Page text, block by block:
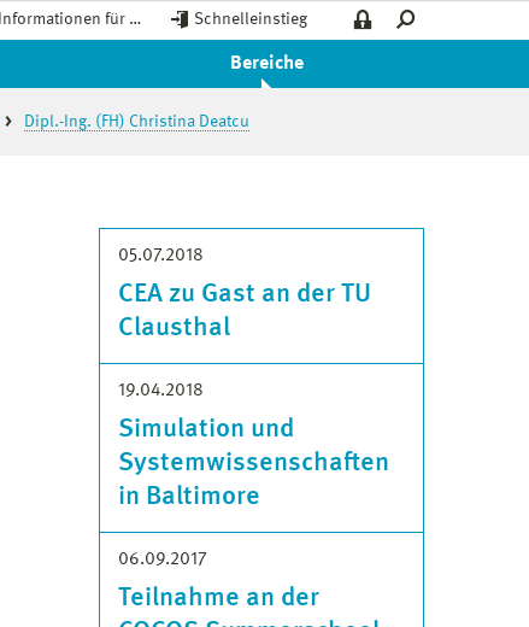
Informationen für … Schnelleinstieg
Bereiche
Dipl.-Ing. (FH) Christina Deatcu
05.07.2018
CEA zu Gast an der TU
Clausthal
19.04.2018
Simulation und
Systemwissenschaften
in Baltimore
06.09.2017
Teilnahme an der